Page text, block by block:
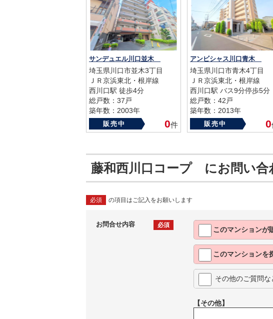
サンデュエル川口並木
埼玉県川口市並木3丁目
ＪＲ京浜東北・根岸線
西川口駅 徒歩4分
総戸数：37戸
築年数：2003年
販売中 0件
アンビシャス川口青木
埼玉県川口市青木4丁目
ＪＲ京浜東北・根岸線
西川口駅 バス9分停歩5分
総戸数：42戸
築年数：2013年
販売中 0
藤和西川口コープ にお問い合
必須 の項目はご記入をお願いします
お問合せ内容 必須
このマンションが
このマンションを
その他のご質問な
【その他】